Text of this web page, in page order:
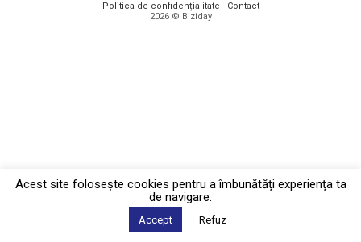
Politica de confidențialitate · Contact
2026 © Biziday
Acest site foloseşte cookies pentru a îmbunătăți experiența ta
de navigare.
Accept Refuz